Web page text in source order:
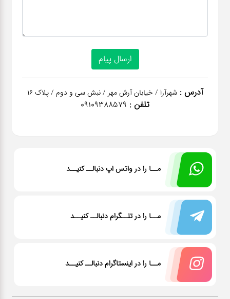
آدرس : شهرآرا / خیابان آرش مهر / نبش سی و دوم / پلاک 16
تلفن : 09109388579
مــا را در واتس اپ دنبالــ کنیــد
مــا را در تلــگرام دنبالــ کنیــد
مــا را در اینستاگرام دنبالــ کنیــد